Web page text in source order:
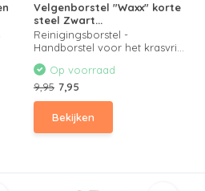
Velgenborstel "Waxx" korte
steel Zwart...
Reinigingsborstel -
Handborstel voor het krasvri...
Op voorraad
9,95 7,95
Bekijken